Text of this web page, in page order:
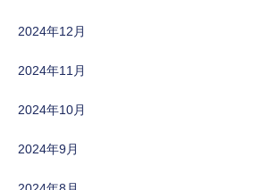
2024年12月
2024年11月
2024年10月
2024年9月